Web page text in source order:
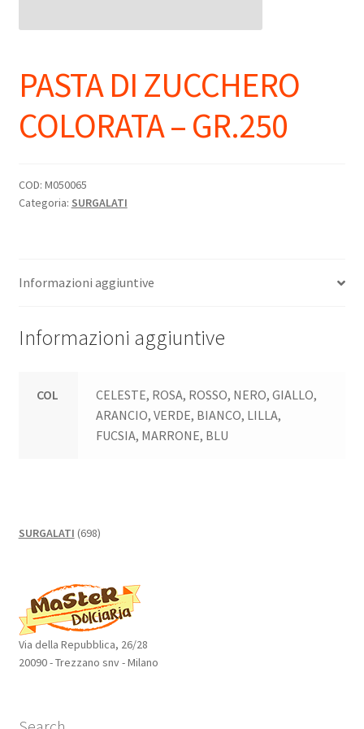
PASTA DI ZUCCHERO
COLORATA – GR.250
COD: M050065
Categoria: SURGALATI
Informazioni aggiuntive
Informazioni aggiuntive
COL
CELESTE, ROSA, ROSSO, NERO, GIALLO,
ARANCIO, VERDE, BIANCO, LILLA,
FUCSIA, MARRONE, BLU
SURGALATI 698698
Via della Repubblica, 26/28
20090 - Trezzano snv - Milano